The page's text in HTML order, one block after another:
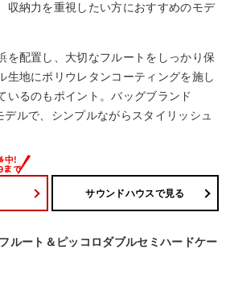
収納力を重視したい方におすすめのモデ
を配置し、大切なフルートをしっかり保
生地にポリウレタンコーティングを施し
いるのもポイント。バッグブランド
デルで、シンプルながらスタイリッシュ
サウンドハウスで見る
ルート＆ピッコロダブルセミハードケー